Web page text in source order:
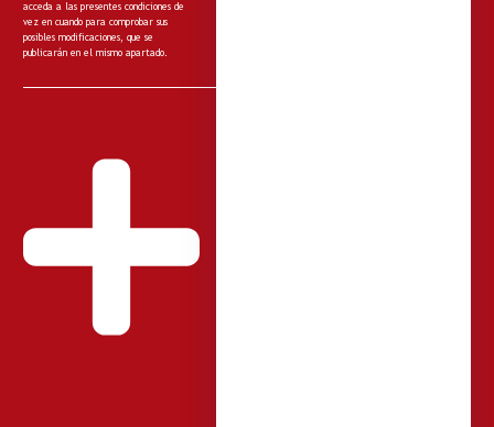
acceda a las presentes condiciones de
vez en cuando para comprobar sus
posibles modificaciones, que se
publicarán en el mismo apartado.